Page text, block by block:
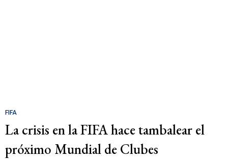
FIFA
La crisis en la FIFA hace tambalear el
próximo Mundial de Clubes